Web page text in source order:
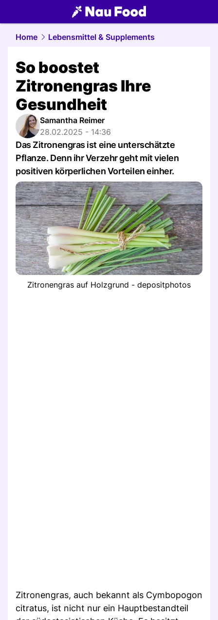
food.NAU.ch
Home Lebensmittel & Supplements
So boostet
Zitronengras Ihre
Gesundheit
Samantha Reimer
28.02.2025 - 14:36
Das Zitronengras ist eine unterschätzte
Pflanze. Denn ihr Verzehr geht mit vielen
positiven körperlichen Vorteilen einher.
Zitronengras auf Holzgrund - depositphotos
Zitronengras, auch bekannt als Cymbopogon
citratus, ist nicht nur ein Hauptbestandteil